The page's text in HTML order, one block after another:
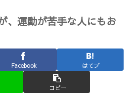
、運動が苦手な人にもお
Facebook はてブ
コピー